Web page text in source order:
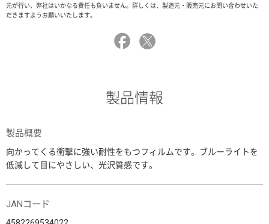
元が行い、弊社はいかなる責任も負いません。詳しくは、製造元・販売元にお問い合わせいた
だきますようお願いいたします。
製品情報
製品概要
向かってくる衝撃に強い耐性をもつフィルムです。ブルーライトを
低減して目にやさしい、光沢質感です。
JANコード